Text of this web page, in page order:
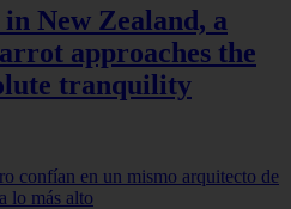
New Zealand, a
approaches the
tranquility